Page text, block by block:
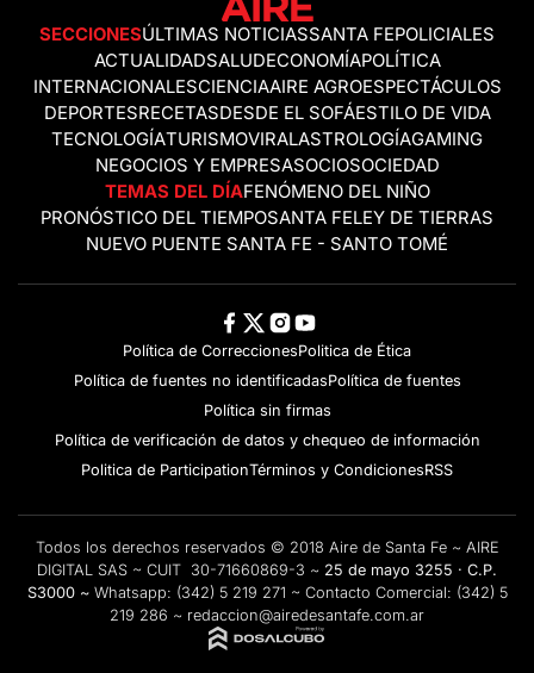
SECCIONESÚLTIMAS NOTICIASSANTA FEPOLICIALES
ACTUALIDADSALUDECONOMÍAPOLÍTICA
INTERNACIONALESCIENCIAAIRE AGROESPECTÁCULOS
DEPORTESRECETASDESDE EL SOFÁESTILO DE VIDA
TECNOLOGÍATURISMOVIRALASTROLOGÍAGAMING
NEGOCIOS Y EMPRESASOCIOSOCIEDAD
TEMAS DEL DÍAFENÓMENO DEL NIÑO
PRONÓSTICO DEL TIEMPOSANTA FELEY DE TIERRAS
NUEVO PUENTE SANTA FE - SANTO TOMÉ
Política de CorreccionesPolitica de Ética
Política de fuentes no identificadasPolítica de fuentes
Política sin firmas
Política de verificación de datos y chequeo de información
Politica de ParticipationTérminos y CondicionesRSS
Todos los derechos reservados © 2018 Aire de Santa Fe ~ AIRE
DIGITAL SAS ~ CUIT 30-71660869-3 ~ 25 de mayo 3255 · C.P.
S3000 ~ Whatsapp: (342) 5 219 271 ~ Contacto Comercial: (342) 5
219 286 ~ redaccion@airedesantafe.com.ar